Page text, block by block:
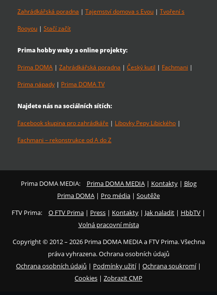
Zahrádkářská poradna | Tajemství domova s Evou | Tvoření s
Rooyou | Stačí začít
Prima hobby weby a online projekty:
Prima DOMA | Zahrádkářská poradna | Český kutil | Fachmani |
Prima nápady | Prima DOMA TV
Najdete nás na sociálních sítích:
Facebook skupina pro zahrádkáře | Libovky Pepy Libického |
Fachmani – rekonstrukce od A do Z
Prima DOMA MEDIA: Prima DOMA MEDIA| Kontakty| Blog
Prima DOMA | Pro média | Soutěže
FTV Prima:
O FTV Prima | Press | Kontakty | Jak naladit | HbbTV |
Volná pracovní místa
Copyright © 2012 – 2026 Prima DOMA MEDIA a FTV Prima. Všechna
práva vyhrazena. Ochrana osobních údajů
Ochrana osobních údajů | Podmínky užití| Ochrana soukromí|
Cookies | Zobrazit CMP